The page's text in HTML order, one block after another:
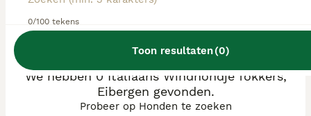
0/100 tekens
Toon resultaten(0)
We hebben 0 Italiaans Windhondje fokkers,
Eibergen gevonden.
Probeer op Honden te zoeken